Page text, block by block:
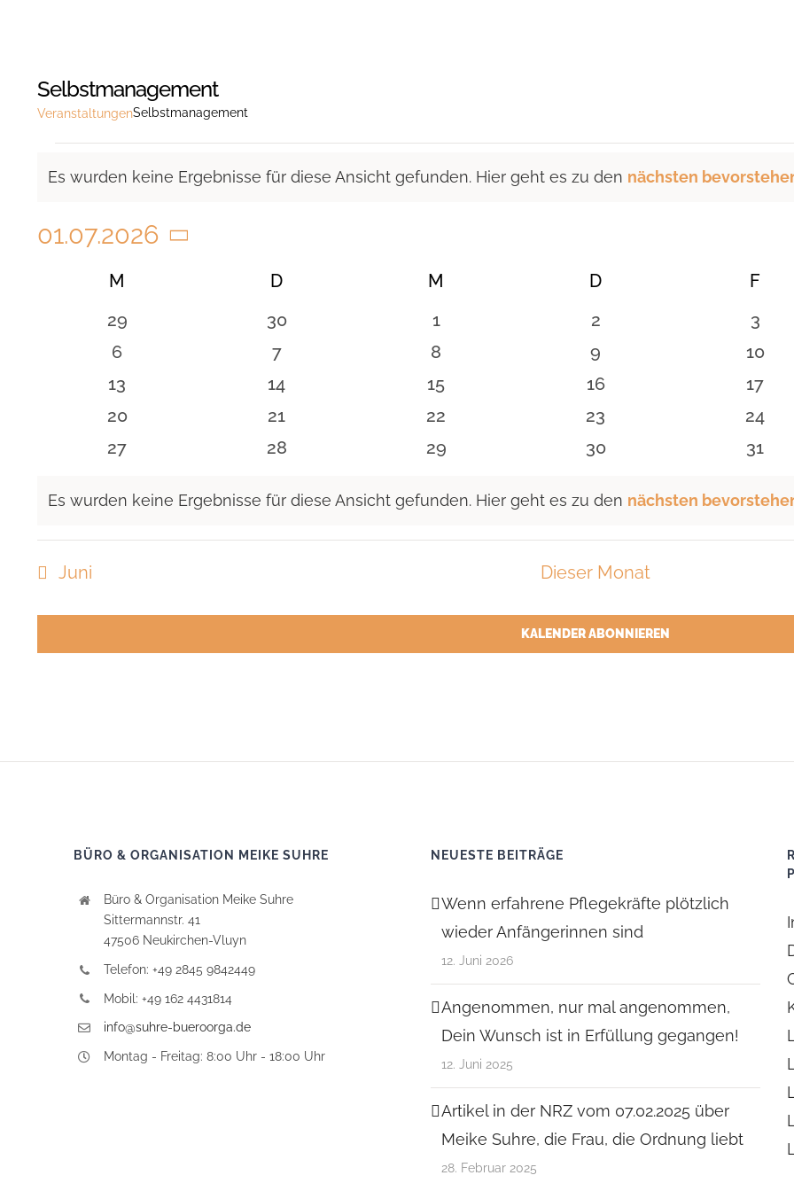
Selbstmanagement
VeranstaltungenSelbstmanagement
Es wurden keine Ergebnisse für diese Ansicht gefunden. Hier geht es zu den nächsten
01.07.2026
Datum
wählen.
Kalender
Veranstaltungen
M DDIENSTAG M DDONNERSTAG F
0
Veranstaltungen
29
0
Veranstaltungen
30
0
Veranstaltungen
1
0
Veranstaltungen
2
0
3
0
Veranstaltungen
6
0
Veranstaltungen
7
0
Veranstaltungen
8
0
Veranstaltungen
9
0
10
0
Veranstaltungen
13
0
Veranstaltungen
14
0
Veranstaltungen
15
0
Veranstaltungen
16
0
17
0
Veranstaltungen
20
0
Veranstaltungen
21
0
Veranstaltungen
22
0
Veranstaltungen
23
0
24
0
27
0
28
0
29
0
30
0
31
Es wurden keine Ergebnisse für diese Ansicht gefunden. Hier geht es zu den nächsten
Juni Dieser Monat
KALENDER ABONNIEREN
BÜRO & ORGANISATION MEIKE SUHRE
Büro & Organisation Meike Suhre
Sittermannstr. 41
47506 Neukirchen-Vluyn
Telefon: +49 2845 9842449
Mobil: +49 162 4431814
info@suhre-bueroorga.de
Montag - Freitag: 8:00 Uhr - 18:00 Uhr
NEUESTE BEITRÄGE
Wenn erfahrene Pflegekräfte plötzlich
wieder Anfängerinnen sind
12. Juni 2026
Angenommen, nur mal angenommen,
Dein Wunsch ist in Erfüllung gegangen!
12. Juni 2025
Artikel in der NRZ vom 07.02.2025 über
Meike Suhre, die Frau, die Ordnung liebt
28. Februar 2025